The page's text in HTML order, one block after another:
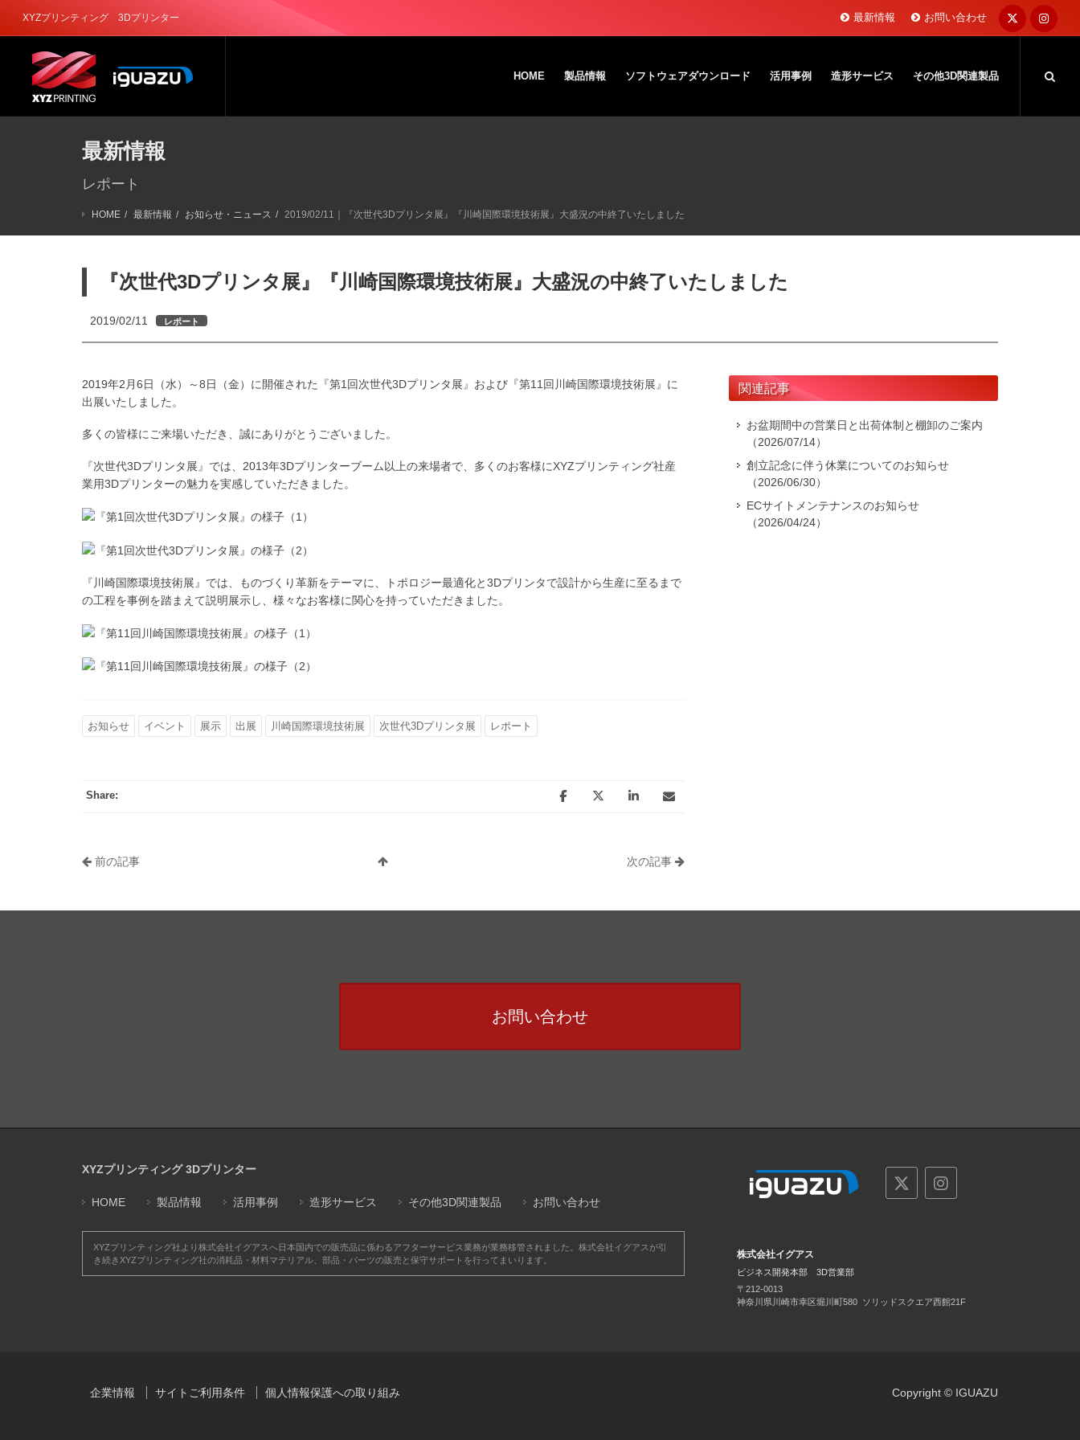
XYZプリンティング 3Dプリンター 最新情報 お問い合わせ
HOME 製品情報 ソフトウェアダウンロード 活用事例 造形サービス その他3D関連製品
最新情報
レポート
HOME 最新情報 お知らせ・ニュース 2019/02/11｜『次世代3Dプリンタ展』『川崎国際環境技術展』大盛況の中終了いたしました
『次世代3Dプリンタ展』『川崎国際環境技術展』大盛況の中終了いたしました
2019/02/11 レポート
2019年2月6日（水）～8日（金）に開催された『第1回次世代3Dプリンタ展』および『第11回川崎国際環境技術展』に
出展いたしました。
多くの皆様にご来場いただき、誠にありがとうございました。
『次世代3Dプリンタ展』では、2013年3Dプリンターブーム以上の来場者で、多くのお客様にXYZプリンティング社産
業用3Dプリンターの魅力を実感していただきました。
『川崎国際環境技術展』では、ものづくり革新をテーマに、トポロジー最適化と3Dプリンタで設計から生産に至るまで
の工程を事例を踏まえて説明展示し、様々なお客様に関心を持っていただきました。
お知らせ イベント 展示 出展 川崎国際環境技術展 次世代3Dプリンタ展 レポート
Share:
前の記事 次の記事
関連記事
お盆期間中の営業日と出荷体制と棚卸のご案内
（2026/07/14）
創立記念に伴う休業についてのお知らせ
（2026/06/30）
ECサイトメンテナンスのお知らせ
（2026/04/24）
お問い合わせ
XYZプリンティング 3Dプリンター
HOME 製品情報 活用事例 造形サービス その他3D関連製品 お問い合わせ
XYZプリンティング社より株式会社イグアスへ日本国内での販売品に係わるアフターサービス業務が業務移管されました。株式会社イグアスが引
き続きXYZプリンティング社の消耗品・材料マテリアル、部品・パーツの販売と保守サポートを行ってまいります。
株式会社イグアス
ビジネス開発本部 3D営業部
〒212-0013
神奈川県川崎市幸区堀川町580 ソリッドスクエア西館21F
企業情報 サイトご利用条件 個人情報保護への取り組み Copyright © IGUAZU